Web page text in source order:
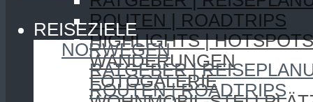
ROUTEN | ROADTRIPS
HIGHLIGHTS | HOTSPOTS
WANDERUNGEN
FOTOGALERIE
REISEZIELE
NORWEGEN
RATGEBER |
ROUTEN | ROADTRIPS